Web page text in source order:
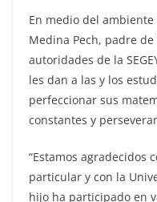
En medio del
Medina Pech, padre
autoridades de la
les dan a las y los
perfeccionar sus
constantes y
“Estamos agradecidos
particular y con la
hijo ha participado en